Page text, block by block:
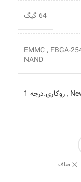
64 گیگ
EMMC, FBGA-
NAND
,روکاری.درجه 1
صاف